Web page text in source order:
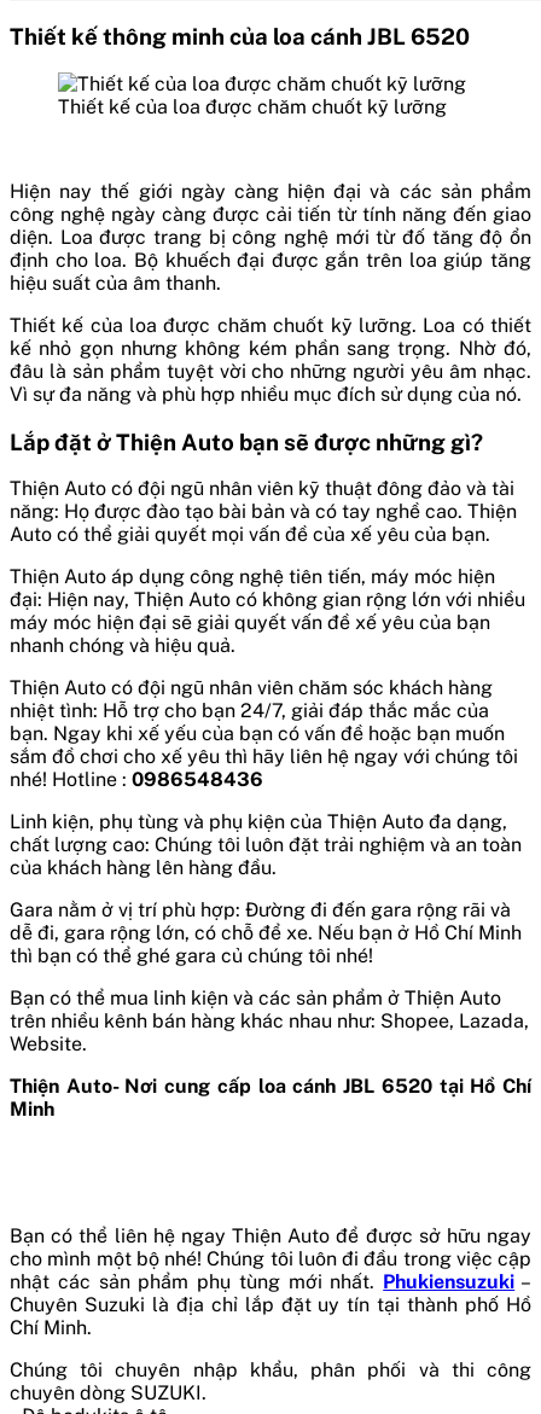
Thiết kế thông minh của loa cánh JBL 6520
Thiết kế của loa được chăm chuốt kỹ lưỡng
Hiện nay thế giới ngày càng hiện đại và các sản phẩm
công nghệ ngày càng được cải tiến từ tính năng đến giao
diện. Loa được trang bị công nghệ mới từ đố tăng độ ổn
định cho loa. Bộ khuếch đại được gắn trên loa giúp tăng
hiệu suất của âm thanh.
Thiết kế của loa được chăm chuốt kỹ lưỡng. Loa có thiết
kế nhỏ gọn nhưng không kém phần sang trọng. Nhờ đó,
đâu là sản phẩm tuyệt vời cho những người yêu âm nhạc.
Vì sự đa năng và phù hợp nhiều mục đích sử dụng của nó.
Lắp đặt ở Thiện Auto bạn sẽ được những gì?
Thiện Auto có đội ngũ nhân viên kỹ thuật đông đảo và tài
năng: Họ được đào tạo bài bản và có tay nghề cao. Thiện
Auto có thể giải quyết mọi vấn đề của xế yêu của bạn.
Thiện Auto áp dụng công nghệ tiên tiến, máy móc hiện
đại: Hiện nay, Thiện Auto có không gian rộng lớn với nhiều
máy móc hiện đại sẽ giải quyết vấn đề xế yêu của bạn
nhanh chóng và hiệu quả.
Thiện Auto có đội ngũ nhân viên chăm sóc khách hàng
nhiệt tình: Hỗ trợ cho bạn 24/7, giải đáp thắc mắc của
bạn. Ngay khi xế yếu của bạn có vấn đề hoặc bạn muốn
sắm đồ chơi cho xế yêu thì hãy liên hệ ngay với chúng tôi
nhé! Hotline : 0986548436
Linh kiện, phụ tùng và phụ kiện của Thiện Auto đa dạng,
chất lượng cao: Chúng tôi luôn đặt trải nghiệm và an toàn
của khách hàng lên hàng đầu.
Gara nằm ở vị trí phù hợp: Đường đi đến gara rộng rãi và
dễ đi, gara rộng lớn, có chỗ để xe. Nếu bạn ở Hồ Chí Minh
thì bạn có thể ghé gara củ chúng tôi nhé!
Bạn có thể mua linh kiện và các sản phẩm ở Thiện Auto
trên nhiều kênh bán hàng khác nhau như: Shopee, Lazada,
Website.
Thiện Auto- Nơi cung cấp loa cánh JBL 6520 tại Hồ Chí
Minh
Bạn có thể liên hệ ngay Thiện Auto để được sở hữu ngay
cho mình một bộ nhé!Chúng tôi luôn đi đầu trong việc cập
nhật các sản phẩm phụ tùng mới nhất. Phukiensuzuki –
Chuyên Suzuki là địa chỉ lắp đặt uy tín tại thành phố Hồ
Chí Minh.
Chúng tôi chuyên nhập khẩu, phân phối và thi công
chuyên dòng SUZUKI.